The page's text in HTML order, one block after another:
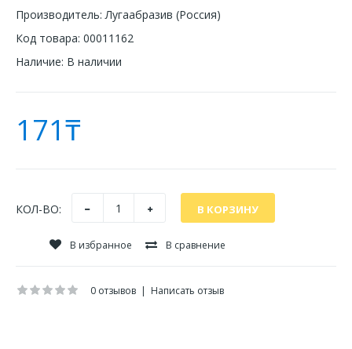
Производитель: Лугаабразив (Россия)
Код товара: 00011162
Наличие: В наличии
171₸
КОЛ-ВО:
В избранное В сравнение
0 отзывов | Написать отзыв